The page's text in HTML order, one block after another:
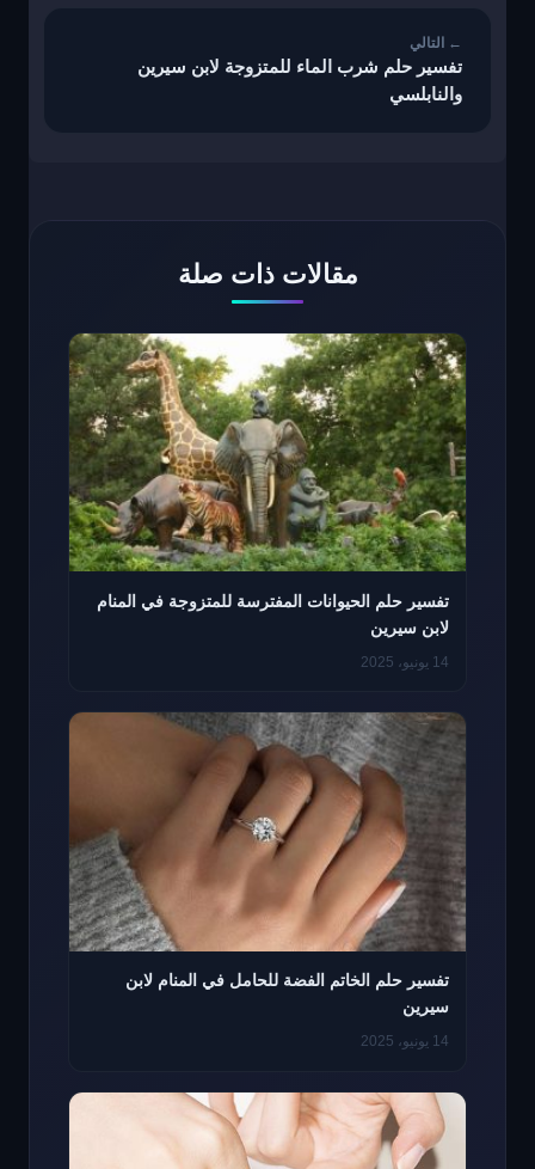
تفسير حلم شرب الماء للمتزوجة لابن سيرين
والنابلسي
مقالات ذات صلة
تفسير حلم الحيوانات المفترسة للمتزوجة في المنام
لابن سيرين
14 يونيو، 2025
تفسير حلم الخاتم الفضة للحامل في المنام لابن
سيرين
14 يونيو، 2025